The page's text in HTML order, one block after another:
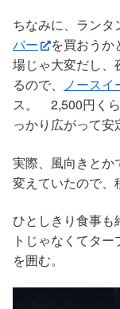
ちなみに、ランタ
バー
を買おう
場じゃ大変だし、
るので、
ノースイ
ス。 2,500円くら
っかり広がって安
実際、風向きとか
変えていたので、
ひとしきり食事
トじゃなくてタ
を囲む。